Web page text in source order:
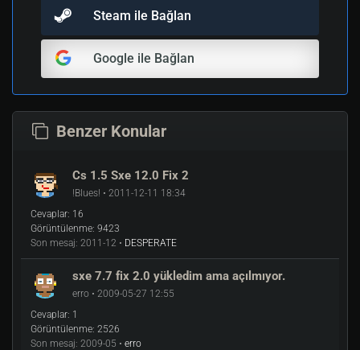
Steam ile Bağlan
Google ile Bağlan
Benzer Konular
Cs 1.5 Sxe 12.0 Fix 2
!Blues! • 2011-12-11 18:34
Cevaplar: 16
Görüntülenme: 9423
Son mesaj: 2011-12 • DESPERATE
sxe 7.7 fix 2.0 yükledim ama açılmıyor.
erro • 2009-05-27 12:55
Cevaplar: 1
Görüntülenme: 2526
Son mesaj: 2009-05 • erro